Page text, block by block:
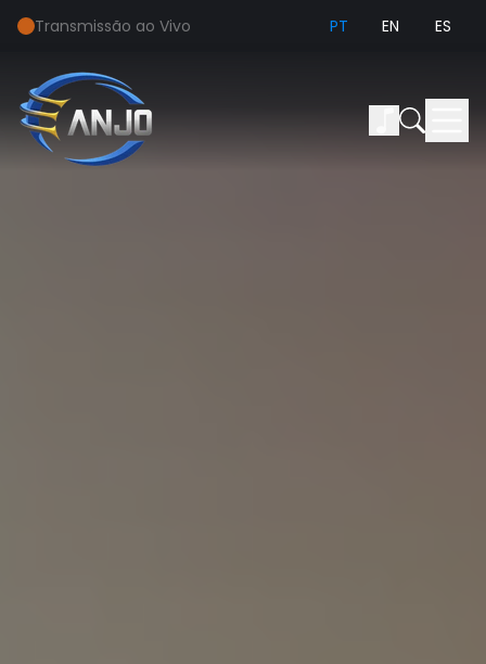
Transmissão ao Vivo PT EN ES